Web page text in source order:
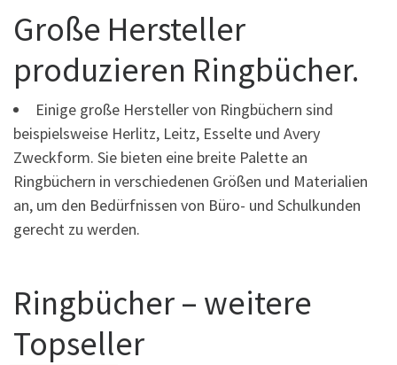
Große Hersteller
produzieren Ringbücher.
Einige große Hersteller von Ringbüchern sind
beispielsweise Herlitz, Leitz, Esselte und Avery
Zweckform. Sie bieten eine breite Palette an
Ringbüchern in verschiedenen Größen und Materialien
an, um den Bedürfnissen von Büro- und Schulkunden
gerecht zu werden.
Ringbücher – weitere
Topseller